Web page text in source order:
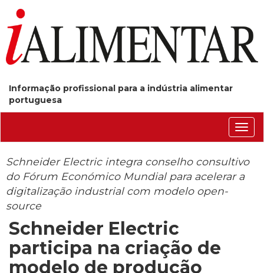
Informação profissional para a indústria alimentar
portuguesa
Schneider Electric integra conselho consultivo
do Fórum Económico Mundial para acelerar a
digitalização industrial com modelo open-
source
Schneider Electric
participa na criação de
modelo de produção